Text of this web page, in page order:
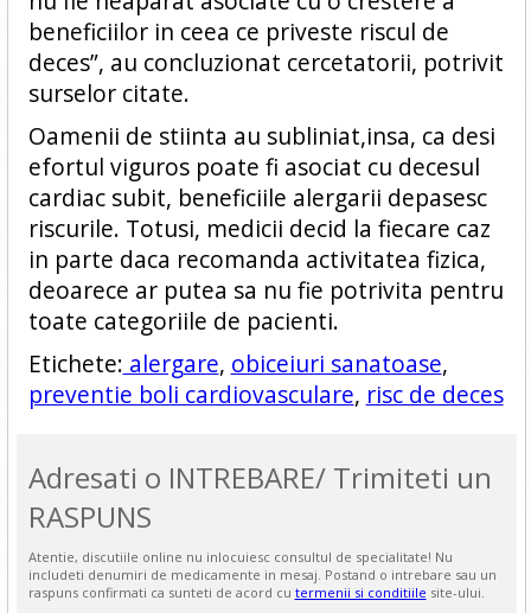
beneficiilor in ceea ce priveste riscul de
deces”, au concluzionat cercetatorii, potrivit
surselor citate.
Oamenii de stiinta au subliniat,insa, ca desi
efortul viguros poate fi asociat cu decesul
cardiac subit, beneficiile alergarii depasesc
riscurile. Totusi, medicii decid la fiecare caz
in parte daca recomanda activitatea fizica,
deoarece ar putea sa nu fie potrivita pentru
toate categoriile de pacienti.
Etichete: alergare, obiceiuri sanatoase,
preventie boli cardiovasculare, risc de deces
Adresati o INTREBARE/ Trimiteti un
RASPUNS
Atentie, discutiile online nu inlocuiesc consultul de specialitate! Nu
includeti denumiri de medicamente in mesaj. Postand o intrebare sau un
raspuns confirmati ca sunteti de acord cu termenii si conditiile site-ului.